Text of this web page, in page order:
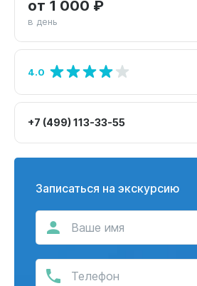
от 1 000 ₽
в день
4.0
+7 (499) 113-33-55
Записаться на экскурсию